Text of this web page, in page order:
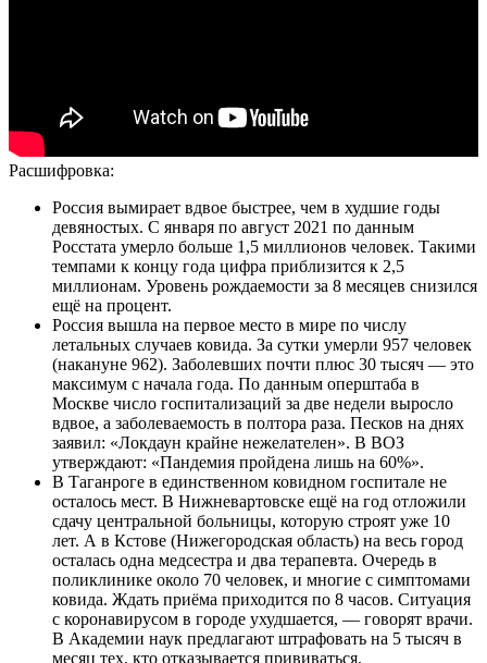
Расшифровка:
Россия вымирает вдвое быстрее, чем в худшие годы
девяностых. С января по август 2021 по данным
Росстата умерло больше 1,5 миллионов человек. Такими
темпами к концу года цифра приблизится к 2,5
миллионам. Уровень рождаемости за 8 месяцев снизился
ещё на процент.
Россия вышла на первое место в мире по числу
летальных случаев ковида. За сутки умерли 957 человек
(накануне 962). Заболевших почти плюс 30 тысяч — это
максимум с начала года. По данным оперштаба в
Москве число госпитализаций за две недели выросло
вдвое, а заболеваемость в полтора раза. Песков на днях
заявил: «Локдаун крайне нежелателен». В ВОЗ
утверждают: «Пандемия пройдена лишь на 60%».
В Таганроге в единственном ковидном госпитале не
осталось мест. В Нижневартовске ещё на год отложили
сдачу центральной больницы, которую строят уже 10
лет. А в Кстове (Нижегородская область) на весь город
осталась одна медсестра и два терапевта. Очередь в
поликлинике около 70 человек, и многие с симптомами
ковида. Ждать приёма приходится по 8 часов. Ситуация
с коронавирусом в городе ухудшается, — говорят врачи.
В Академии наук предлагают штрафовать на 5 тысяч в
месяц тех, кто отказывается прививаться.